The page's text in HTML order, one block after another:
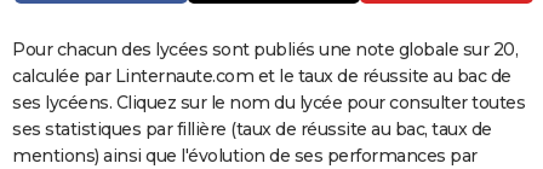
COPAINS D'AVANT
S'inscrire
Se connecter
Lycées
Collèges
Primaires
Universités
Entreprises
Service militaire
Avis de recherche
AVIS DE DÉCÈS
FORUM
Pour chacun des lycées sont publiés une note globale sur 20,
calculée par Linternaute.com et le taux de réussite au bac de
ses lycéens. Cliquez sur le nom du lycée pour consulter toutes
ses statistiques par fillière (taux de réussite au bac, taux de
mentions) ainsi que l'évolution de ses performances par